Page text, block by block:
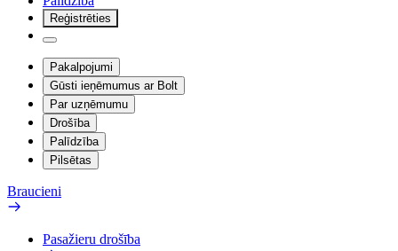
Reģistrēties
Pakalpojumi
Gūsti ieņēmumus ar Bolt
Par uzņēmumu
Drošība
Palīdzība
Pilsētas
Braucieni
Pasažieru drošība